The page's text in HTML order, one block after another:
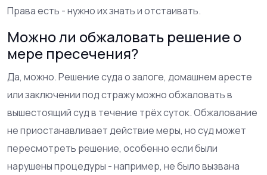
Права есть - нужно их знать и отстаивать.
Можно ли обжаловать решение о
мере пресечения?
Да, можно. Решение суда о залоге, домашнем аресте
или заключении под стражу можно обжаловать в
вышестоящий суд в течение трёх суток. Обжалование
не приостанавливает действие меры, но суд может
пересмотреть решение, особенно если были
нарушены процедуры - например, не было вызвана